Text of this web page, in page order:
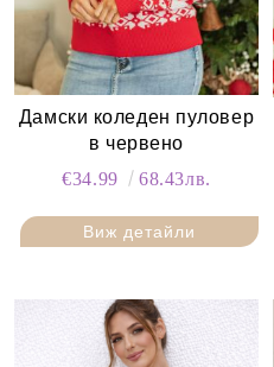
Дамски коледен пуловер
в червено
€34.99
68.43лв.
Виж детайли